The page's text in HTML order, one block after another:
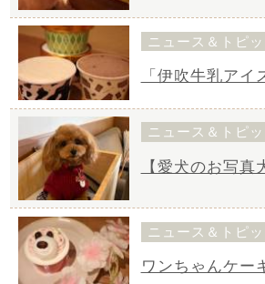
ニュース＆トピッ
「伊吹牛乳アイ
ニュース＆トピッ
【愛犬のお写真
ニュース＆トピッ
ワンちゃんケー